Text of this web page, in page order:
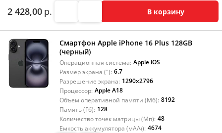
2 428,00 р. В корзину
Смартфон Apple iPhone 16 Plus 128GB
(черный)
Операционная система: Apple iOS
Размер экрана ("): 6.7
Разрешение экрана: 1290x2796
Процессор: Apple A18
Объем оперативной памяти (Мб): 8192
Память (Гб): 128
Количество точек матрицы (Мп): 48
Емкость аккумулятора (мА/ч): 4674